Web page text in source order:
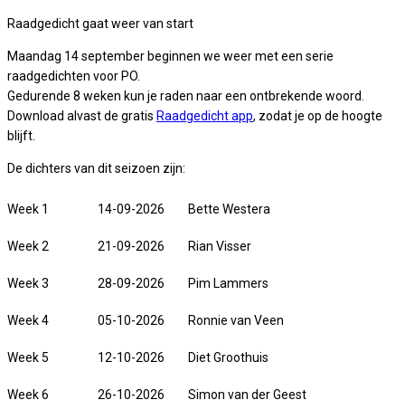
Raadgedicht gaat weer van start
Maandag 14 september beginnen we weer met een serie
raadgedichten voor PO.
Gedurende 8 weken kun je raden naar een ontbrekende woord.
Download alvast de gratis Raadgedicht app, zodat je op de hoogte
blijft.
De dichters van dit seizoen zijn:
Week 1 14-09-2026 Bette Westera
Week 2 21-09-2026 Rian Visser
Week 3 28-09-2026 Pim Lammers
Week 4 05-10-2026 Ronnie van Veen
Week 5 12-10-2026 Diet Groothuis
Week 6 26-10-2026 Simon van der Geest